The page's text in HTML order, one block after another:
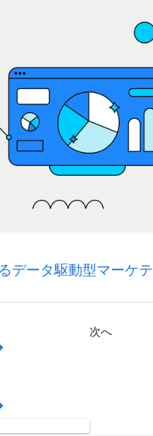
データ駆動型マーケ
次へ